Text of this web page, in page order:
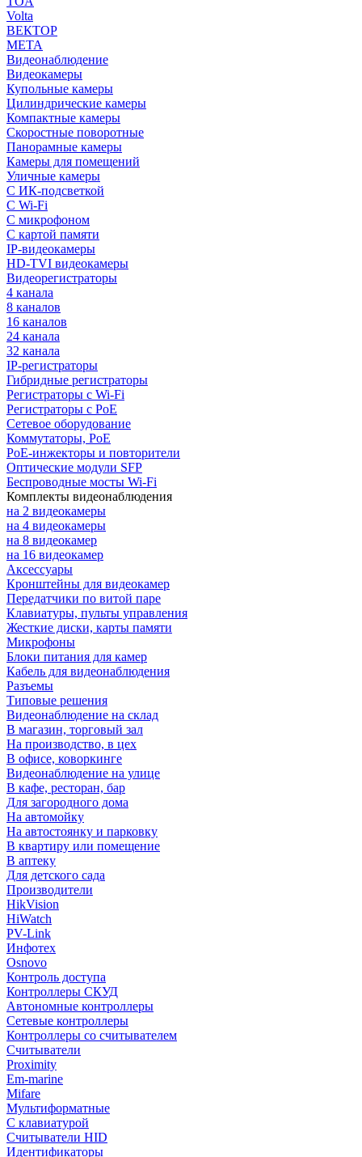
Volta
ВЕКТОР
МЕТА
Видеонаблюдение
Видеокамеры
Купольные камеры
Цилиндрические камеры
Компактные камеры
Скоростные поворотные
Панорамные камеры
Камеры для помещений
Уличные камеры
С ИК-подсветкой
С Wi-Fi
С микрофоном
С картой памяти
IP-видеокамеры
HD-TVI видеокамеры
Видеорегистраторы
4 канала
8 каналов
16 каналов
24 канала
32 канала
IP-регистраторы
Гибридные регистраторы
Регистраторы с Wi-Fi
Регистраторы с PoE
Сетевое оборудование
Коммутаторы, PoE
PoE-инжекторы и повторители
Оптические модули SFP
Беспроводные мосты Wi-Fi
Комплекты видеонаблюдения
на 2 видеокамеры
на 4 видеокамеры
на 8 видеокамер
на 16 видеокамер
Аксессуары
Кронштейны для видеокамер
Передатчики по витой паре
Клавиатуры, пульты управления
Жесткие диски, карты памяти
Микрофоны
Блоки питания для камер
Кабель для видеонаблюдения
Разъемы
Типовые решения
Видеонаблюдение на склад
В магазин, торговый зал
На производство, в цех
В офисе, коворкинге
Видеонаблюдение на улице
В кафе, ресторан, бар
Для загородного дома
На автомойку
На автостоянку и парковку
В квартиру или помещение
В аптеку
Для детского сада
Производители
HikVision
HiWatch
PV-Link
Инфотех
Osnovo
Контроль доступа
Контроллеры СКУД
Автономные контроллеры
Сетевые контроллеры
Контроллеры со считывателем
Считыватели
Proximity
Em-marine
Mifare
Мультиформатные
С клавиатурой
Считыватели HID
Идентификаторы